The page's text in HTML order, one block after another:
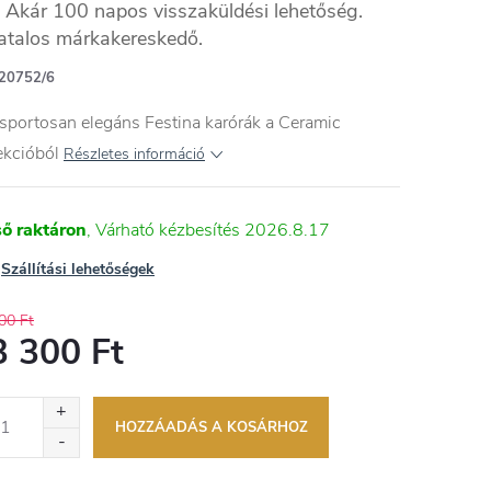
Akár 100 napos visszaküldési lehetőség.
márkakereskedő.
6
elegáns Festina karórák a Ceramic
Részletes információ
raktáron 2026.8.17
Szállítási lehetőségek
Ft
300 Ft
HOZZÁADÁS A KOSÁRHOZ